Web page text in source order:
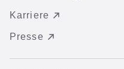
Karriere
Presse